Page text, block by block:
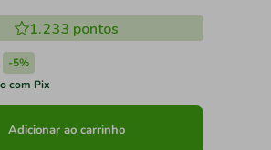
1.233 pontos
-5%
com Pix
Adicionar ao carrinho